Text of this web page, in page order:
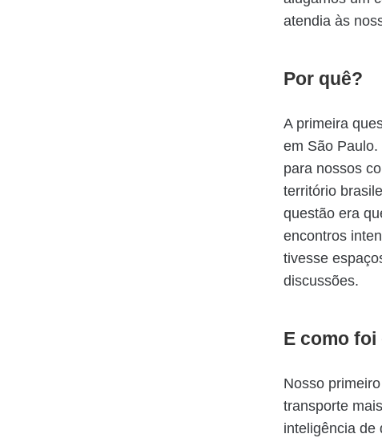
atendia às
Por quê?
A primeira
em São
para nossos
território
questão era
encontros
tivesse
discussões.
E como
Nosso
transporte
inteligência de